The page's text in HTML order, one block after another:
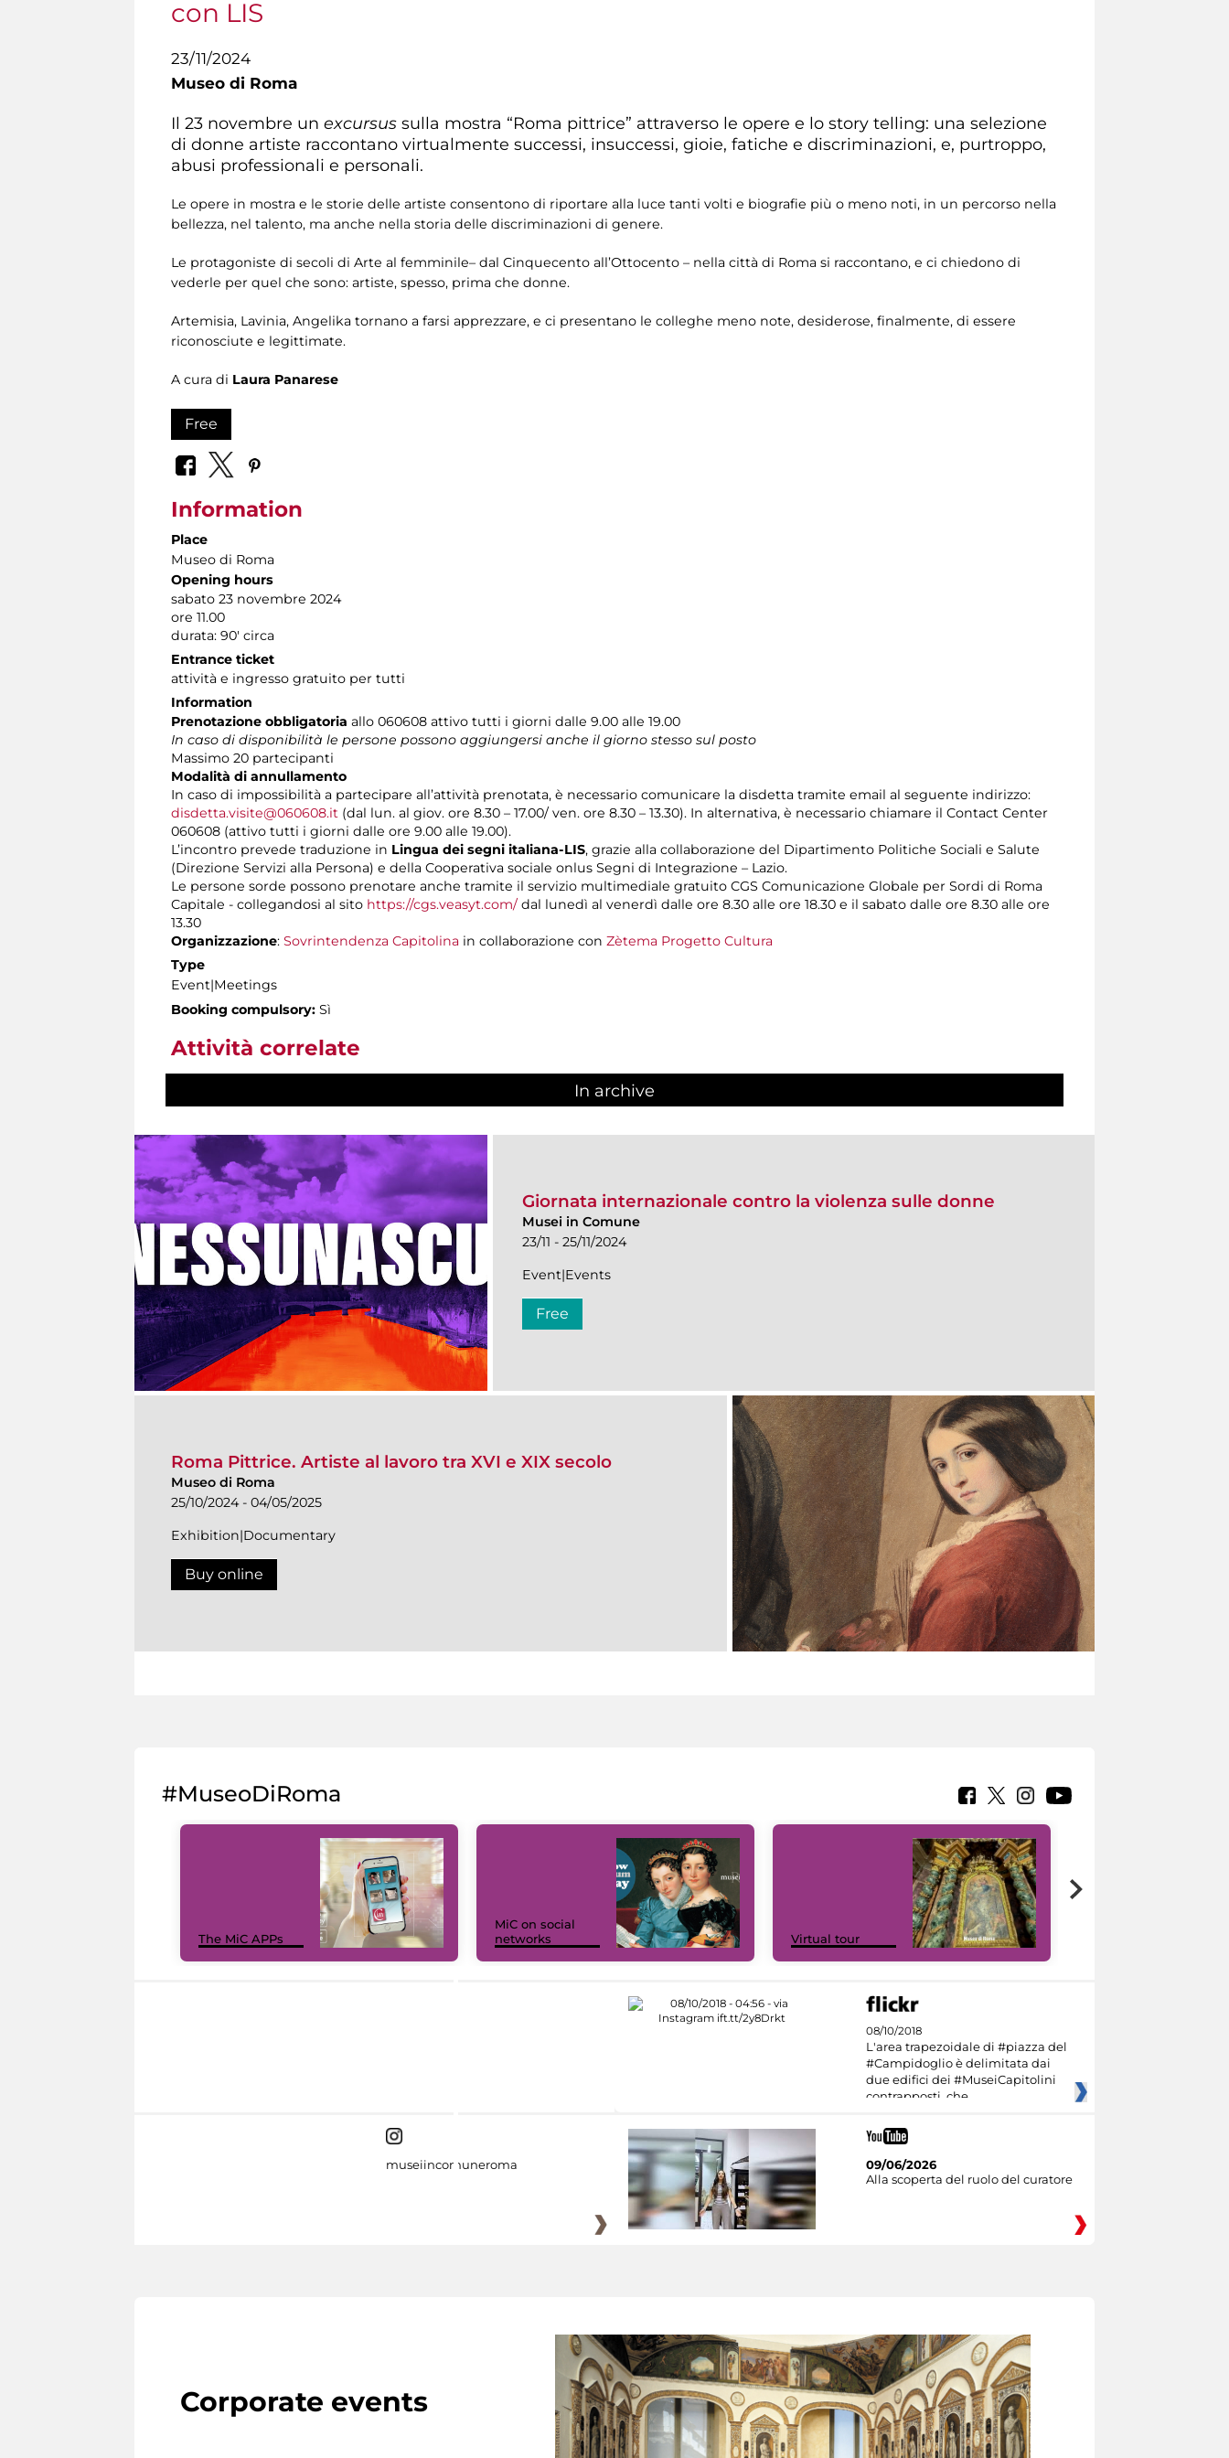
con LIS
23/11/2024
Museo di Roma
Il 23 novembre un excursus sulla mostra “Roma pittrice” attraverso le opere e lo story telling: una selezione
di donne artiste raccontano virtualmente successi, insuccessi, gioie, fatiche e discriminazioni, e, purtroppo,
abusi professionali e personali.
Le opere in mostra e le storie delle artiste consentono di riportare alla luce tanti volti e biografie più o meno noti, in un percorso nella
bellezza, nel talento, ma anche nella storia delle discriminazioni di genere.
Le protagoniste di secoli di Arte al femminile– dal Cinquecento all’Ottocento – nella città di Roma si raccontano, e ci chiedono di
vederle per quel che sono: artiste, spesso, prima che donne.
Artemisia, Lavinia, Angelika tornano a farsi apprezzare, e ci presentano le colleghe meno note, desiderose, finalmente, di essere
riconosciute e legittimate.
A cura di Laura Panarese
Free
Information
Place
Museo di Roma
Opening hours
sabato 23 novembre 2024
ore 11.00
durata: 90' circa
Entrance ticket
attività e ingresso gratuito per tutti
Information
Prenotazione obbligatoria allo 060608 attivo tutti i giorni dalle 9.00 alle 19.00
In caso di disponibilità le persone possono aggiungersi anche il giorno stesso sul posto
Massimo 20 partecipanti
Modalità di annullamento
In caso di impossibilità a partecipare all’attività prenotata, è necessario comunicare la disdetta tramite email al seguente indirizzo:
disdetta.visite@060608.it (dal lun. al giov. ore 8.30 – 17.00/ ven. ore 8.30 – 13.30). In alternativa, è necessario chiamare il Contact Center
060608 (attivo tutti i giorni dalle ore 9.00 alle 19.00).
L’incontro prevede traduzione in Lingua dei segni italiana-LIS, grazie alla collaborazione del Dipartimento Politiche Sociali e Salute
(Direzione Servizi alla Persona) e della Cooperativa sociale onlus Segni di Integrazione – Lazio.
Le persone sorde possono prenotare anche tramite il servizio multimediale gratuito CGS Comunicazione Globale per Sordi di Roma
Capitale - collegandosi al sito https://cgs.veasyt.com/dal lunedì al venerdì dalle ore 8.30 alle ore 18.30 e il sabato dalle ore 8.30 alle ore
13.30
Organizzazione: Sovrintendenza Capitolina in collaborazione con Zètema Progetto Cultura
Type
Event|Meetings
Booking compulsory: Sì
Attività correlate
In archive
Giornata internazionale contro la violenza sulle donne
Musei in Comune
23/11 - 25/11/2024
Event|Events
Free
Roma Pittrice. Artiste al lavoro tra XVI e XIX secolo
Museo di Roma
25/10/2024 - 04/05/2025
Exhibition|Documentary
Buy online
#MuseoDiRoma
The MiC APPs
MiC on social
networks
Virtual tour
08/10/2018
L'area trapezoidale di #piazza del
#Campidoglio è delimitata dai
due edifici dei #MuseiCapitolini
contrapposti, che
museiincomuneroma
09/06/2026
Alla scoperta del ruolo del curatore
Corporate events